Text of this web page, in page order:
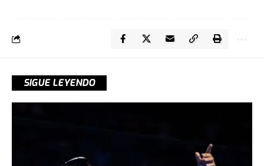
SIGUE LEYENDO